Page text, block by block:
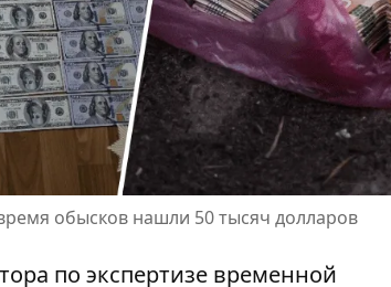
обысков нашли 50 тысяч долларов
по экспертизе временной